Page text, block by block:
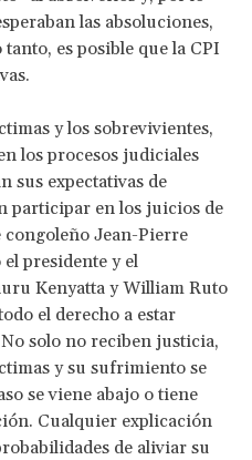
las absoluciones,
es posible que la CPI
y los sobrevivientes,
los procesos judiciales
sus expectativas de
participar en los juicios de
congoleño Jean-Pierre
presidente y el
Kenyatta y William Ruto
el derecho a estar
solo no reciben justicia,
y su sufrimiento se
se viene abajo o tiene
Cualquier explicación
de aliviar su